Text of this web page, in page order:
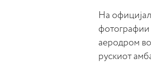
На
фотографии
аеродром
рускиот